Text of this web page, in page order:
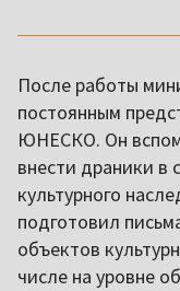
После работы
постоянным
ЮНЕСКО. Он
внести драники в
культурного
подготовил
объектов
числе на уровне